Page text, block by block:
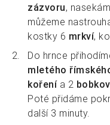
zázvoru,
můžeme
kostky 6 mrkví,
Do hrnce
mletého
kořenía 2
Poté přidáme
další 3 minuty.